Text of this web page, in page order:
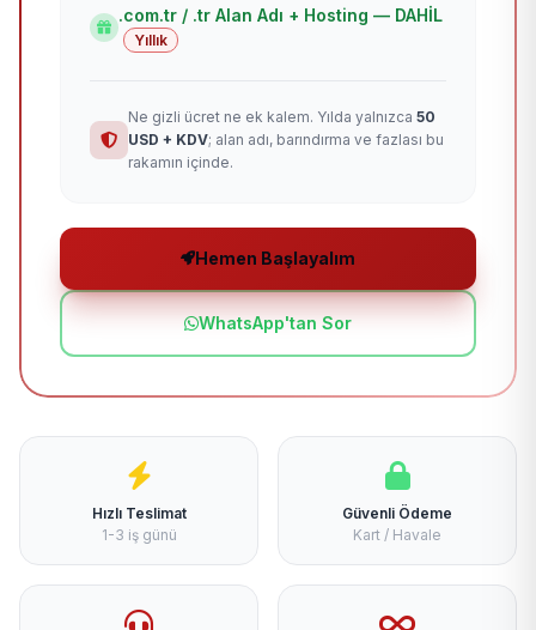
.com.tr / .tr Alan Adı + Hosting — DAHİL
Yıllık
Ne gizli ücret ne ek kalem. Yılda yalnızca 50
USD + KDV; alan adı, barındırma ve fazlası bu
rakamın içinde.
Hemen Başlayalım
WhatsApp'tan Sor
Hızlı Teslimat
1-3 iş günü
Güvenli Ödeme
Kart / Havale